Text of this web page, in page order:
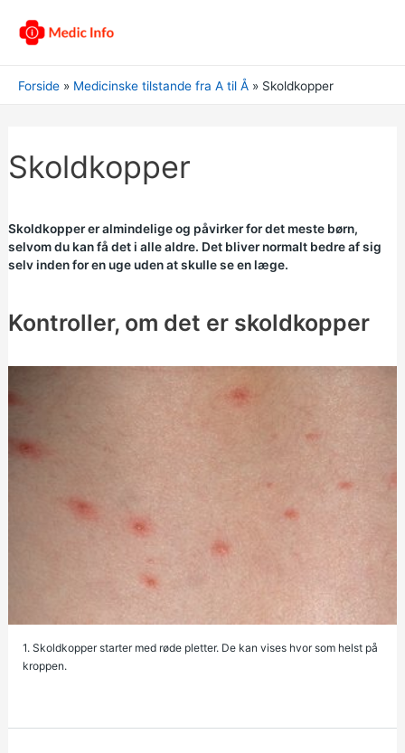
Forside Medicinske tilstande fra A til Å Skoldkopper
Skoldkopper
Skoldkopper er almindelige og påvirker for det meste børn,
selvom du kan få det i alle aldre. Det bliver normalt bedre af sig
selv inden for en uge uden at skulle se en læge.
Kontroller, om det er skoldkopper
1. Skoldkopper starter med røde pletter. De kan vises hvor som helst på
kroppen.